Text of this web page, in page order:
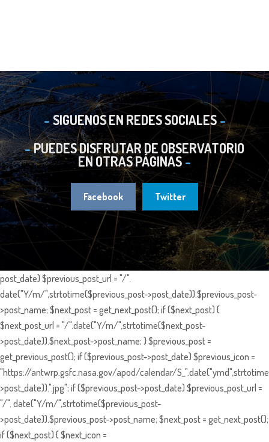
SIGUENOS EN REDES SOCIALES
PUEDES DISFRUTAR DE OBSERVATORIO
EN OTRAS PÁGINAS
Facebook Twitter
post_date) $previous_post_url = "/".
date("Y/m/",strtotime($previous_post->post_date)).$previous_post-
>post_name; $next_post = get_next_post(); if ($next_post) {
$next_post_url = "/".date("Y/m/",strtotime($next_post-
>post_date)).$next_post->post_name; } $previous_post =
get_previous_post(); if ($previous_post->post_date) $previous_icon =
"https://antwrp.gsfc.nasa.gov/apod/calendar/
>post_date)).".jpg"; if ($previous_post->post_date) $previous_post_url =
"/". date("Y/m/",strtotime($previous_post-
>post_date)).$previous_post->post_name; $next_post = get_next_post();
if ($next_post) { $next_icon =